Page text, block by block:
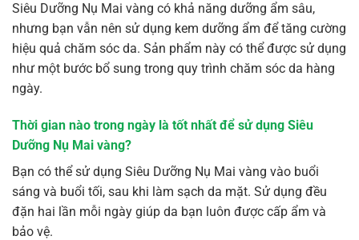
Siêu Dưỡng Nụ Mai vàng có khả năng dưỡng ẩm sâu,
nhưng bạn vẫn nên sử dụng kem dưỡng ẩm để tăng cường
hiệu quả chăm sóc da. Sản phẩm này có thể được sử dụng
như một bước bổ sung trong quy trình chăm sóc da hàng
ngày.
Thời gian nào trong ngày là tốt nhất để sử dụng Siêu
Dưỡng Nụ Mai vàng?
Bạn có thể sử dụng Siêu Dưỡng Nụ Mai vàng vào buổi
sáng và buổi tối, sau khi làm sạch da mặt. Sử dụng đều
đặn hai lần mỗi ngày giúp da bạn luôn được cấp ẩm và
bảo vệ.